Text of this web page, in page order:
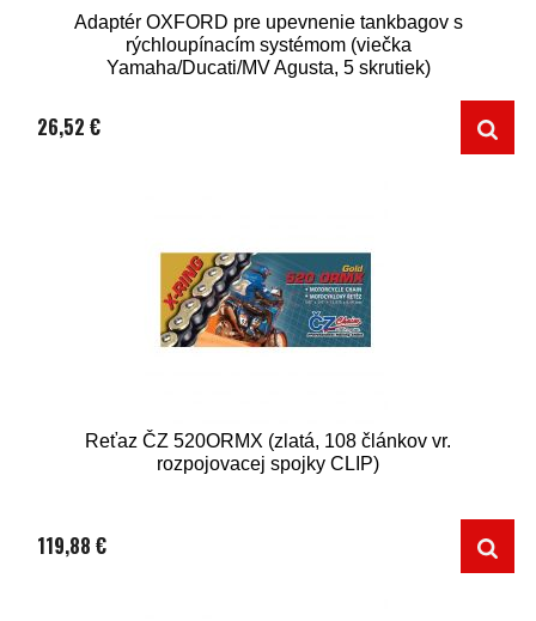
Adaptér OXFORD pre upevnenie tankbagov s
rýchloupínacím systémom (viečka
Yamaha/Ducati/MV Agusta, 5 skrutiek)
26,52 €
Reťaz ČZ 520ORMX (zlatá, 108 článkov vr.
rozpojovacej spojky CLIP)
119,88 €